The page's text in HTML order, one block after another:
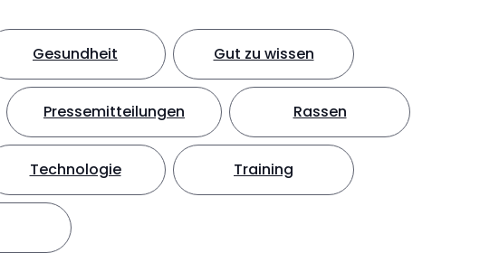
Gesundheit Gut zu wissen
Pressemitteilungen Rassen
Technologie Training